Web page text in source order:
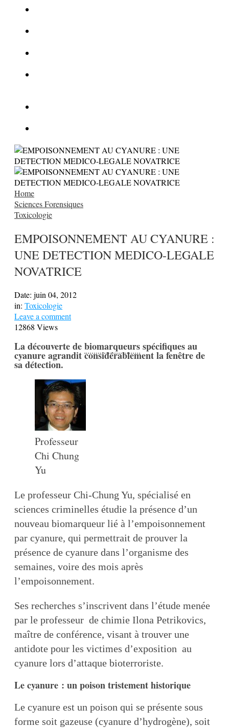
Home
Sciences Forensiques
Toxicologie
EMPOISONNEMENT AU CYANURE :
UNE DETECTION MEDICO-LEGALE
NOVATRICE
Date: juin 04, 2012
in: Toxicologie
Leave a comment
12868 Views
La découverte debiomarqueursspécifiques au
cyanure agrandit considérablement la fenêtre de
sa détection.
Professeur
Chi Chung
Yu
Le professeur Chi-Chung Yu, spécialisé en
sciences criminelles étudie la présence d’un
nouveau biomarqueur lié à l’empoisonnement
par cyanure, qui permettrait de prouver la
présence de cyanure dans l’organisme des
semaines, voire des mois après
l’empoisonnement.
Ses recherches s’inscrivent dans l’étude menée
par le professeur de chimie Ilona Petrikovics,
maître de conférence, visant à trouver une
antidote pour les victimes d’exposition au
cyanure lors d’attaque bioterroriste.
Le cyanure : un poison tristement historique
Le cyanure est un poison qui se présente sous
forme soit gazeuse (cyanure d’hydrogène), soit